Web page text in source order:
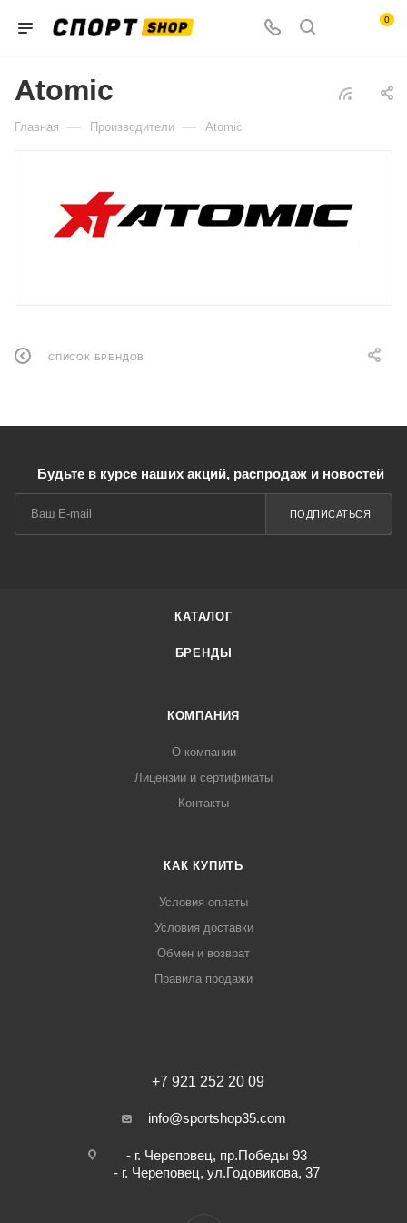
0
Atomic
Главная — Производители — Atomic
СПИСОК БРЕНДОВ
Будьте в курсе наших акций, распродаж и новостей
ПОДПИСАТЬСЯ
КАТАЛОГ
БРЕНДЫ
КОМПАНИЯ
О компании
Лицензии и сертификаты
Контакты
КАК КУПИТЬ
Условия оплаты
Условия доставки
Обмен и возврат
Правила продажи
+7 921 252 20 09
info@sportshop35.com
- г. Череповец, пр.Победы 93
- г. Череповец, ул.Годовикова, 37